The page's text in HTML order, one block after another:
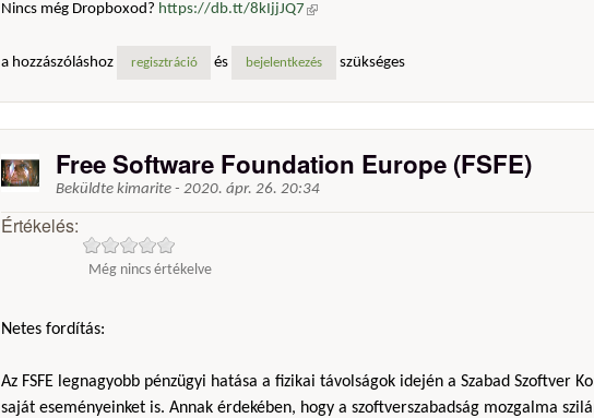
Nincs még Dropboxod? https://db.tt/8kIjjJQ7 (külső hivatkozás)
a hozzászóláshoz regisztráció és bejelentkezés szükséges
Free Software Foundation Europe (FSFE)
Beküldte kimarite - 2020. ápr. 26. 20:34
Értékelés:
Még nincs értékelve
Netes fordítás:
Az FSFE legnagyobb pénzügyi hatása a fizikai távolságok idején a Szabad Szoftver
saját eseményeinket is. Annak érdekében, hogy a szoftverszabadság mozgalma